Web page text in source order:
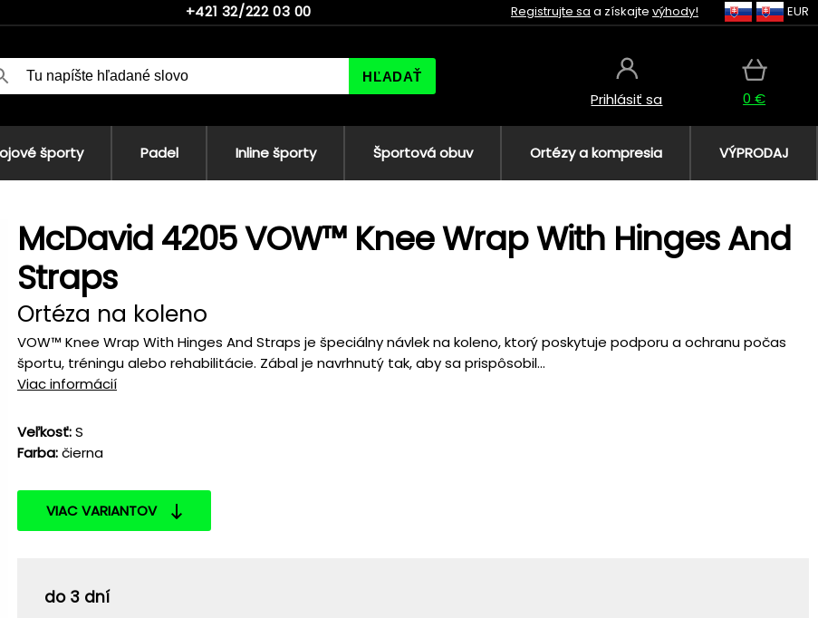
+421 32/222 03 00 Registrujte sa a získajte výhody! EUR
HĽADAŤ
Prihlásiť sa 0 €
športy Padel Inline športy Športová obuv Ortézy a kompresia VÝPRODAJ
McDavid 4205 VOW™ Knee Wrap With Hinges And
Straps
Ortéza na koleno
VOW™ Knee Wrap With Hinges And Straps je špeciálny návlek na koleno, ktorý poskytuje podporu a ochranu počas
športu, tréningu alebo rehabilitácie. Zábal je navrhnutý tak, aby sa prispôsobil...
Viac informácií
Veľkosť:S
Farba:čierna
VIAC VARIANTOV
do 3 dní